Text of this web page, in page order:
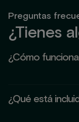
Preguntas
¿Tienes
¿Cómo
de un hogar con la
¿Qué está